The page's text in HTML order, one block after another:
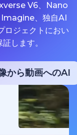
V6、Nano
、独自AI
ロジェクトにおい
します。
から動画へのAI